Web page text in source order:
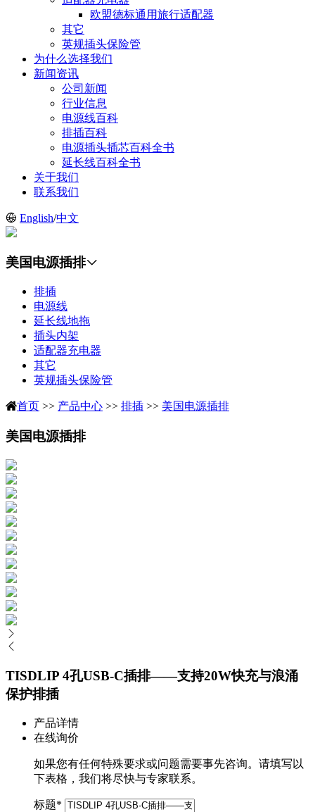
欧盟德标通用旅行适配器
其它
英规插头保险管
为什么选择我们
新闻资讯
公司新闻
行业信息
电源线百科
排插百科
电源插头插芯百科全书
延长线百科全书
关于我们
联系我们
English/中文
美国电源插排
排插
电源线
延长线地拖
插头内架
适配器充电器
其它
英规插头保险管
首页 >> 产品中心 >> 排插 >> 美国电源插排
美国电源插排
TISDLIP 4孔USB-C插排——支持20W快充与浪涌
保护排插
产品详情
在线询价
如果您有任何特殊要求或问题需要事先咨询。请填写以
下表格，我们将尽快与专家联系。
标题*